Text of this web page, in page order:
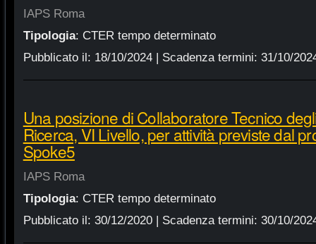
IAPS Roma
Tipologia: CTER tempo determinato
Pubblicato il: 18/10/2024| Scadenza termini: 31/10/
Una posizione di Collaboratore Tecnico
Ricerca, VI Livello, per attività previste dal
Spoke5
IAPS Roma
Tipologia: CTER tempo determinato
Pubblicato il: 30/12/2020| Scadenza termini: 30/10/